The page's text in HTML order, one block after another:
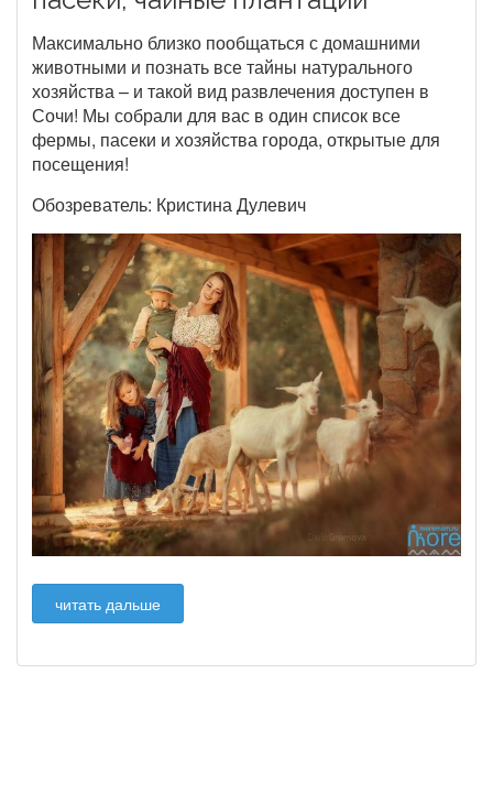
Максимально близко пообщаться с домашними
животными и познать все тайны натурального
хозяйства – и такой вид развлечения доступен в
Сочи! Мы собрали для вас в один список все
фермы, пасеки и хозяйства города, открытые для
посещения!
Обозреватель: Кристина Дулевич
читать дальше